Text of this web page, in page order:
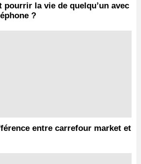
pourrir la vie de quelqu’un avec
?
entre carrefour market et